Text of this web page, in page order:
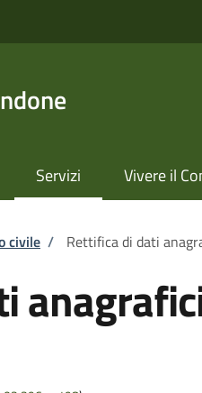
Servizi Vivere il
civile / Rettifica di dati